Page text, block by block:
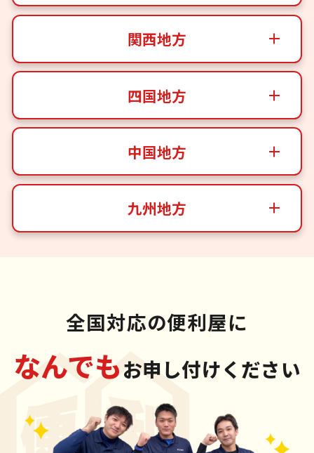
関西地方
四国地方
中国地方
九州地方
全国対応の便利屋に
なんでもお申し付けください